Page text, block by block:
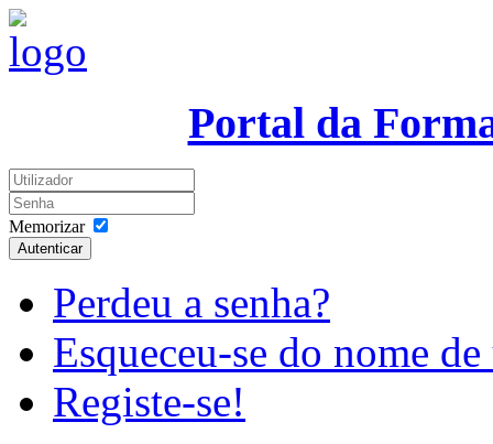
Portal da
Memorizar
Autenticar
Perdeu a senha?
Esqueceu-se do nome
Registe-se!